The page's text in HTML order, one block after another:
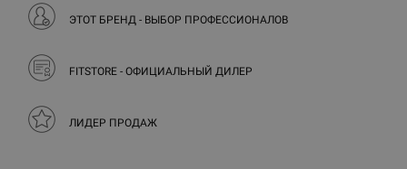
ЭТОТ БРЕНД - ВЫБОР ПРОФЕССИОНАЛОВ
FITSTORE - ОФИЦИАЛЬНЫЙ ДИЛЕР
ЛИДЕР ПРОДАЖ